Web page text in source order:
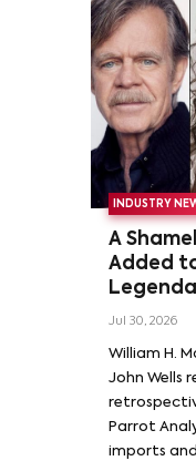
INDUSTRY
A
Added
Wells
Rossum
Jul 30, 2026
William H.
John Wells
Parrot
imports and